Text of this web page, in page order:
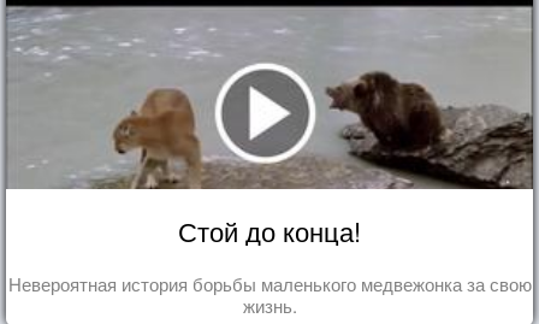
Стой до конца!
Невероятная история борьбы маленького медвежонка за свою
жизнь.